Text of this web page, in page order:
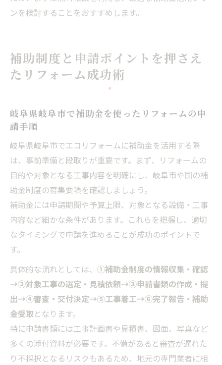
ンを検討することをおすすめします。
補助制度と申請ポイントを押さえ
たリフォーム成功術
岐阜県岐阜市で補助金を使ったリフォームの申
請手順
岐阜県岐阜市でエコリフォームに補助金を活用する際
は、事前準備と段取りが重要です。まず、リフォームの
目的や対象となる工事内容を明確にし、岐阜市や国の補
助金制度の募集要項を確認しましょう。
補助金には申請期間や予算上限、対象となる設備・工事
内容など細かな条件があります。これらを把握し、適切
なタイミングで申請を進めることが成功のポイントで
す。
具体的な流れとしては、 ①補助金制度の情報収集・確認
→②対象工事の選定・見積依頼→③申請書類の作成・提
出→④審査・交付決定→⑤工事着工→⑥完了報告・補助
金受取となります。
特に申請書類には工事計画書や見積書、図面、写真など
多くの添付資料が必要です。不備があると審査が遅れた
り不採択となるリスクもあるため、地元の専門業者に相